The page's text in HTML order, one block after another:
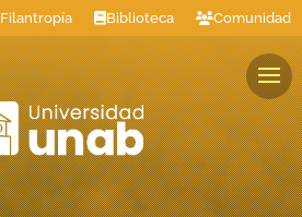
Filantropía Biblioteca Comunidad
Colaboradores Graduados